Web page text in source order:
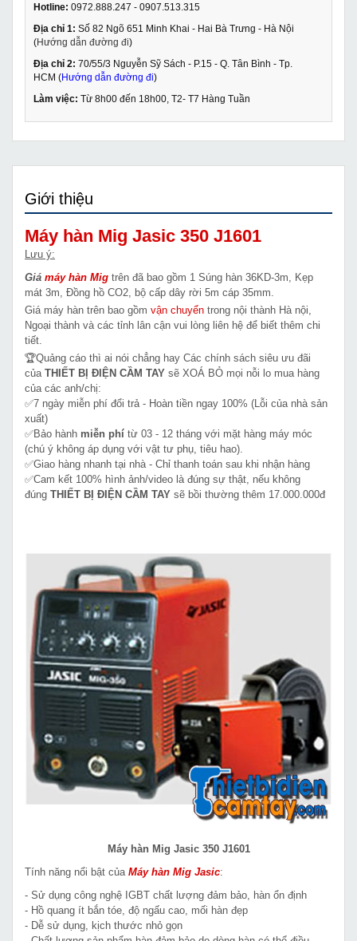
Hotline: 0972.888.247 - 0907.513.315
Địa chỉ 1: Số 82 Ngõ 651 Minh Khai - Hai Bà Trưng - Hà Nội
(Hướng dẫn đường đi)
Địa chỉ 2: 70/55/3 Nguyễn Sỹ Sách - P.15 - Q. Tân Bình - Tp.
HCM (Hướng dẫn đường đi)
Làm việc: Từ 8h00 đến 18h00, T2- T7 Hàng Tuần
Giới thiệu
Máy hàn Mig Jasic 350 J1601
Lưu ý:
Giá máy hàn Mig trên đã bao gồm 1 Súng hàn 36KD-3m, Kẹp
mát 3m, Đồng hồ CO2, bộ cấp dây rời 5m cáp 35mm.
Giá máy hàn trên bao gồm vận chuyển trong nội thành Hà nội,
Ngoại thành và các tỉnh lân cận vui lòng liên hệ để biết thêm chi
tiết.
🏆Quảng cáo thì ai nói chẳng hay Các chính sách siêu ưu đãi
của THIẾT BỊ ĐIỆN CẦM TAY sẽ XOÁ BỎ mọi nỗi lo mua hàng
của các anh/chị:
✅7 ngày miễn phí đổi trả - Hoàn tiền ngay 100% (Lỗi của nhà sản
xuất)
✅Bảo hành miễn phí từ 03 - 12 tháng với mặt hàng máy móc
(chú ý không áp dụng với vật tư phụ, tiêu hao).
✅Giao hàng nhanh tại nhà - Chỉ thanh toán sau khi nhận hàng
✅Cam kết 100% hình ảnh/video là đúng sự thật, nếu không
đúng THIẾT BỊ ĐIỆN CẦM TAY sẽ bồi thường thêm 17.000.000đ
Máy hàn Mig Jasic 350 J1601
Tính năng nổi bật của Máy hàn Mig Jasic:
- Sử dụng công nghệ IGBT chất lượng đảm bảo, hàn ổn định
- Hồ quang ít bắn tóe, độ ngấu cao, mối hàn đẹp
- Dễ sử dụng, kịch thước nhỏ gọn